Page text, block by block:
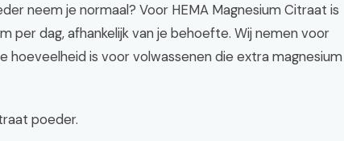
neem je normaal? Voor HEMA Magnesium Citraat is
per dag, afhankelijk van je behoefte. Wij nemen voor
hoeveelheid is voor volwassenen die extra magnesium
poeder.